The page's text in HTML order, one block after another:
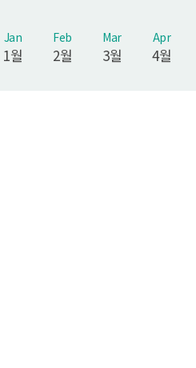
Jan
1월
Feb
2월
Mar
3월
Apr
4월